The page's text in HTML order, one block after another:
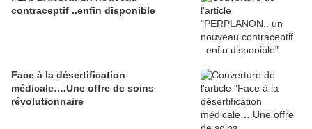
contraceptif ..enfin disponible
Face à la désertification
médicale….Une offre de soins
révolutionnaire